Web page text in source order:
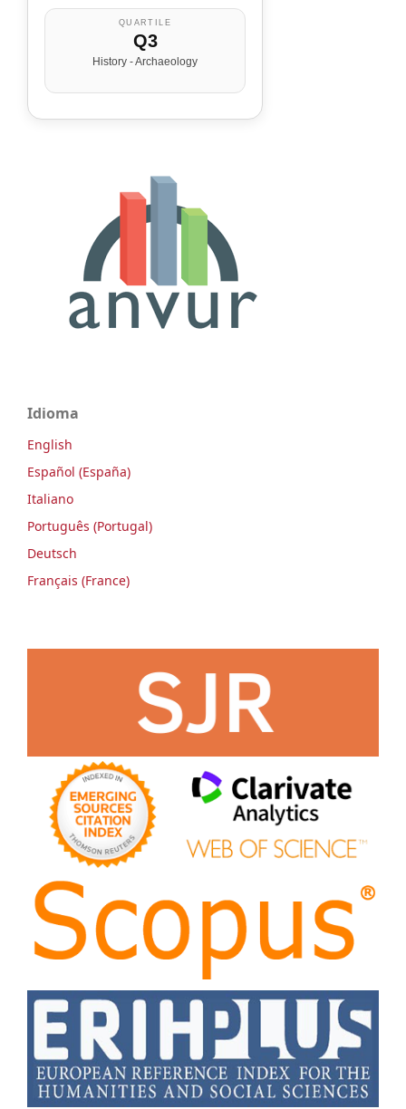
QUARTILE
Q3
History - Archaeology
Idioma
English
Español (España)
Italiano
Português (Portugal)
Deutsch
Français (France)